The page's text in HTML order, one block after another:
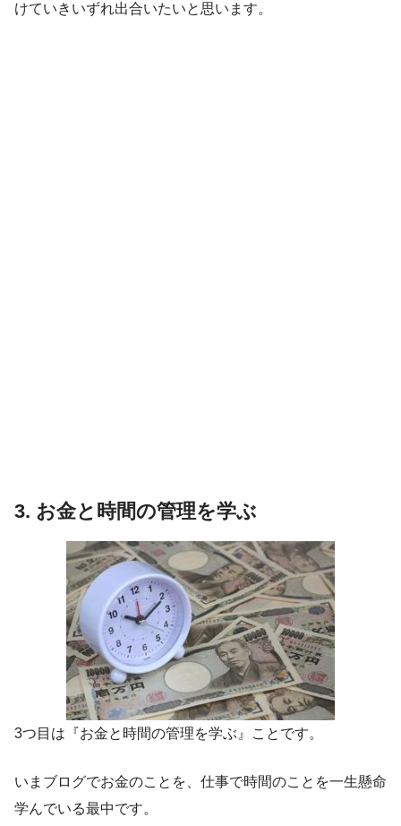
けていきいずれ出合いたいと思います。
3. お金と時間の管理を学ぶ
3つ目は 『お金と時間の管理を学ぶ』 ことです。
いまブログでお金のことを、仕事で時間のことを一生懸命
学んでいる最中です。